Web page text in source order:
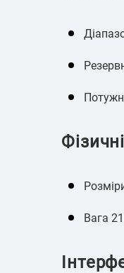
Вага